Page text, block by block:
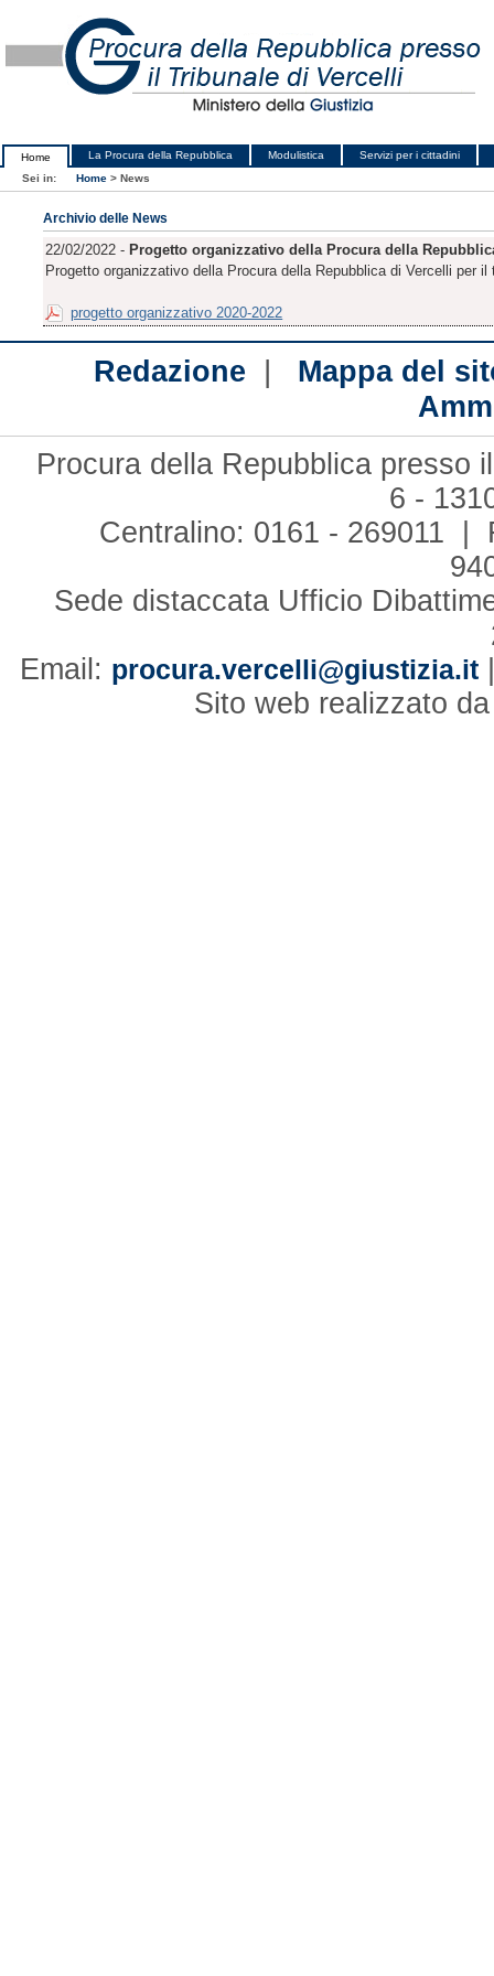
Home La Procura della Repubblica Modulistica
Servizi per i cittadini
Sei in:
Home > News
Archivio delle News
22/02/2022 - Progetto organizzativo della Procura della
Progetto organizzativo della Procura della Repubblica di Vercelli per il
progetto organizzativo 2020-2022
Redazione | Mappa del
Procura della Repubblica presso
6 -
Centralino: 0161 - 269011 |
Sede distaccata Ufficio
Email: procura.vercelli@giustizia.it|
Sito web realizzato